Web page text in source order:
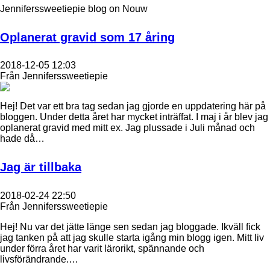
Jenniferssweetiepie blog on Nouw
Oplanerat gravid som 17 åring
2018-12-05 12:03
Från Jenniferssweetiepie
Hej! Det var ett bra tag sedan jag gjorde en uppdatering här på
bloggen. Under detta året har mycket inträffat. I maj i år blev jag
oplanerat gravid med mitt ex. Jag plussade i Juli månad och
hade då…
Jag är tillbaka
2018-02-24 22:50
Från Jenniferssweetiepie
​Hej! Nu var det jätte länge sen sedan jag bloggade. Ikväll fick
jag tanken på att jag skulle starta igång min blogg igen. Mitt liv
under förra året har varit lärorikt, spännande och
livsförändrande.…